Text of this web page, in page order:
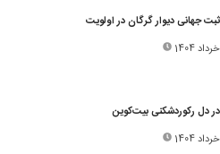
جهانی دیوار گرگان در اولویت
دل رکوردشکنی بیت‌کوین